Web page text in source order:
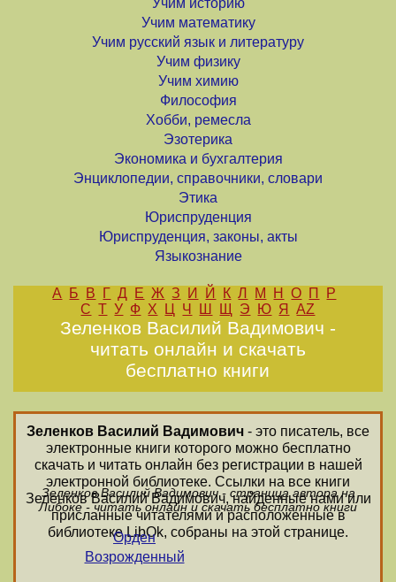
Учим историю
Учим математику
Учим русский язык и литературу
Учим физику
Учим химию
Философия
Хобби, ремесла
Эзотерика
Экономика и бухгалтерия
Энциклопедии, справочники, словари
Этика
Юриспруденция
Юриспруденция, законы, акты
Языкознание
А Б В Г Д Е Ж З И Й К Л М Н О П
Р
С Т У Ф Х Ц Ч Ш Щ Э Ю Я AZ
Зеленков Василий Вадимович -
читать онлайн и скачать
бесплатно книги
Зеленков Василий Вадимович - это писатель, все
электронные книги которого можно бесплатно
скачать и читать онлайн без регистрации в нашей
электронной библиотеке. Ссылки на все книги
Зеленков Василий Вадимович, найденные нами или
присланные читателями и расположенные в
библиотеке LibOk, собраны на этой странице.
Зеленков Василий Вадимович - страница автора на
Либоке - читать онлайн и скачать бесплатно книги
Орден
Возрожденный